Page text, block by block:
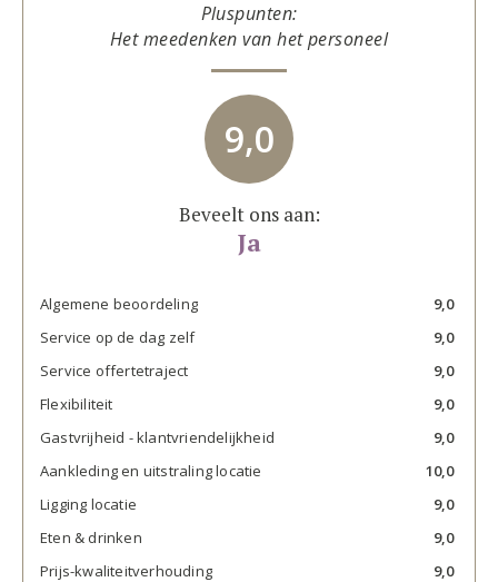
Pluspunten:
Het meedenken van het personeel
9,0
Beveelt ons aan:
Ja
Algemene beoordeling
9,0
Service op de dag zelf
9,0
Service offertetraject
9,0
Flexibiliteit
9,0
Gastvrijheid - klantvriendelijkheid
9,0
Aankleding en uitstraling locatie
10,0
Ligging locatie
9,0
Eten & drinken
9,0
Prijs-kwaliteitverhouding
9,0